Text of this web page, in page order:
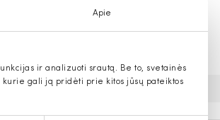
Apie
ir analizuoti srautą. Be to, svetainės
gali ją pridėti prie kitos jūsų pateiktos
Deja, šios prekės nebeturime.